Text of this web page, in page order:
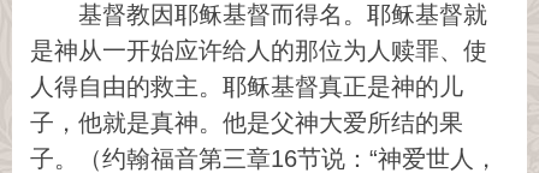
基督教因耶稣基督而得名。耶稣基督就
是神从一开始应许给人的那位为人赎罪、使
人得自由的救主。耶稣基督真正是神的儿
子，他就是真神。他是父神大爱所结的果
子。（约翰福音第三章16节说：“神爱世人，